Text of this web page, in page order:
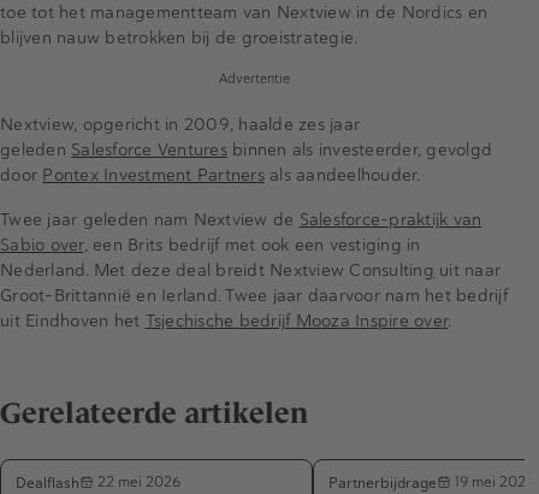
toe tot het managementteam van Nextview in de Nordics en
blijven nauw betrokken bij de groeistrategie.
Advertentie
Nextview, opgericht in 2009, haalde zes jaar
geleden Salesforce Venturesbinnen als investeerder, gevolgd
door Pontex Investment Partnersals aandeelhouder.
Twee jaar geleden nam Nextview de Salesforce-praktijk van
Sabio over, een Brits bedrijf met ook een vestiging in
Nederland. Met deze deal breidt Nextview Consulting uit naar
Groot-Brittannië en Ierland. Twee jaar daarvoor nam het bedrijf
uit Eindhoven het Tsjechische bedrijf Mooza Inspire over.
Gerelateerde artikelen
Dealflash 22 mei 2026 Partnerbijdrage 19 mei 2026